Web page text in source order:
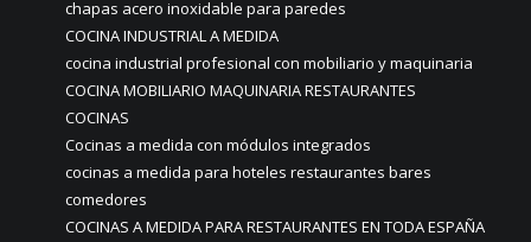
chapas acero inoxidable para paredes
COCINA INDUSTRIAL A MEDIDA
cocina industrial profesional con mobiliario y maquinaria
COCINA MOBILIARIO MAQUINARIA RESTAURANTES
COCINAS
Cocinas a medida con módulos integrados
cocinas a medida para hoteles restaurantes bares
comedores
COCINAS A MEDIDA PARA RESTAURANTES EN TODA ESPAÑA